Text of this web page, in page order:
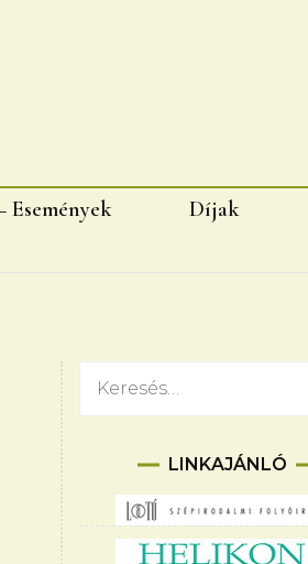
Események
Díjak
Keresés:
LINKAJÁNLÓ